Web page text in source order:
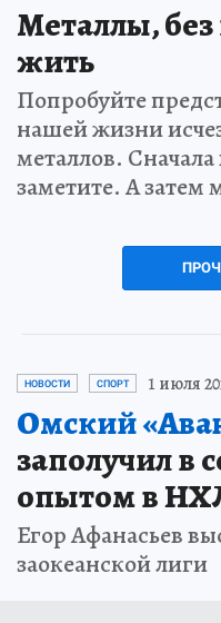
Металлы,
жить
Попробуйте
нашей жизни
металлов.
заметите. А затем
НОВОСТИ СПОРТ 1 июля
Омский
заполучил в
опытом в
Егор Афанасьев
заокеанской лиги